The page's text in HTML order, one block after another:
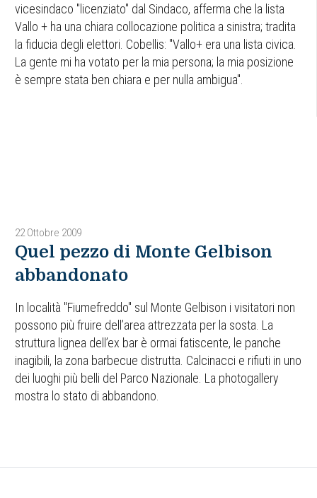
vicesindaco "licenziato" dal Sindaco, afferma che la lista
Vallo + ha una chiara collocazione politica a sinistra; tradita
la fiducia degli elettori. Cobellis: "Vallo+ era una lista civica.
La gente mi ha votato per la mia persona; la mia posizione
è sempre stata ben chiara e per nulla ambigua".
22 Ottobre 2009
Quel pezzo di Monte Gelbison
abbandonato
In località "Fiumefreddo" sul Monte Gelbison i visitatori non
possono più fruire dell’area attrezzata per la sosta. La
struttura lignea dell’ex bar è ormai fatiscente, le panche
inagibili, la zona barbecue distrutta. Calcinacci e rifiuti in uno
dei luoghi più belli del Parco Nazionale. La photogallery
mostra lo stato di abbandono.